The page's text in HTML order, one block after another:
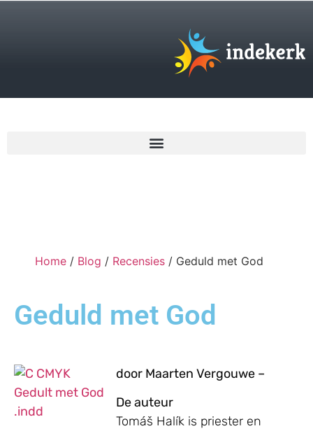
Home / Blog / Recensies / Geduld met God
Geduld met God
door Maarten Vergouwe –
De auteur
Tomáš Halík is priester en